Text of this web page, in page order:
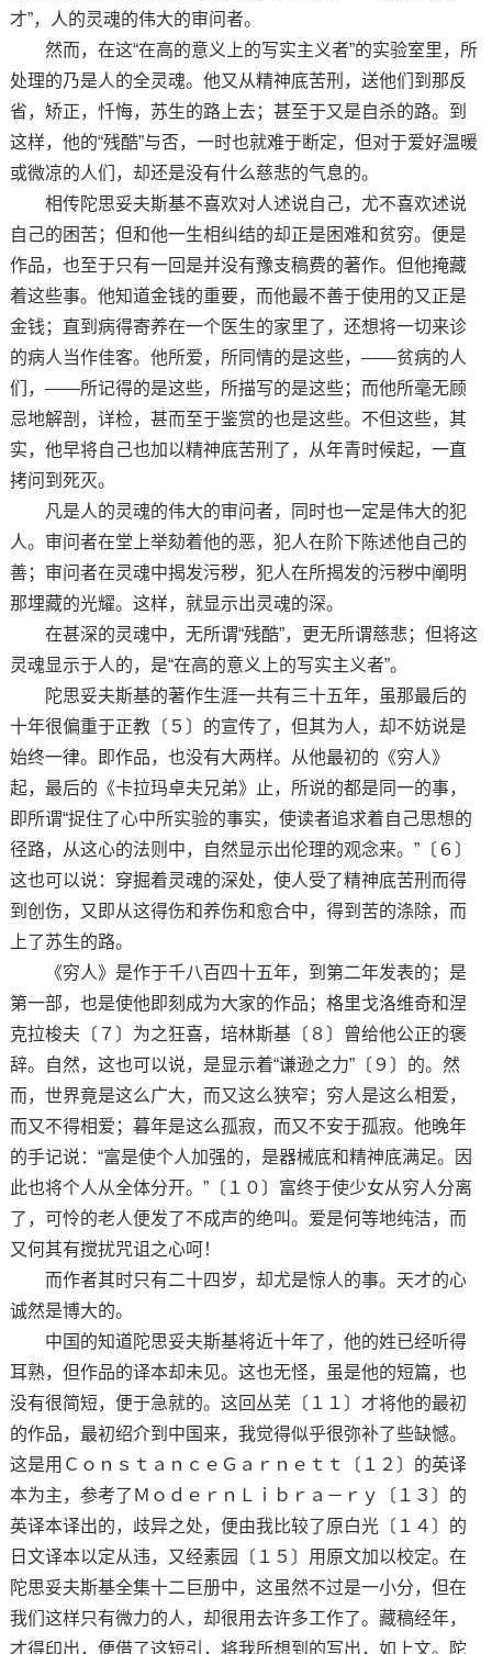
才”，人的灵魂的伟大的审问者。
然而，在这“在高的意义上的写实主义者”的实验室里，所
处理的乃是人的全灵魂。他又从精神底苦刑，送他们到那反
省，矫正，忏悔，苏生的路上去；甚至于又是自杀的路。到
这样，他的“残酷”与否，一时也就难于断定，但对于爱好温暖
或微凉的人们，却还是没有什么慈悲的气息的。
相传陀思妥夫斯基不喜欢对人述说自己，尤不喜欢述说
自己的困苦；但和他一生相纠结的却正是困难和贫穷。便是
作品，也至于只有一回是并没有豫支稿费的著作。但他掩藏
着这些事。他知道金钱的重要，而他最不善于使用的又正是
金钱；直到病得寄养在一个医生的家里了，还想将一切来诊
的病人当作佳客。他所爱，所同情的是这些，——贫病的人
们，——所记得的是这些，所描写的是这些；而他所毫无顾
忌地解剖，详检，甚而至于鉴赏的也是这些。不但这些，其
实，他早将自己也加以精神底苦刑了，从年青时候起，一直
拷问到死灭。
凡是人的灵魂的伟大的审问者，同时也一定是伟大的犯
人。审问者在堂上举劾着他的恶，犯人在阶下陈述他自己的
善；审问者在灵魂中揭发污秽，犯人在所揭发的污秽中阐明
那埋藏的光耀。这样，就显示出灵魂的深。
在甚深的灵魂中，无所谓“残酷”，更无所谓慈悲；但将这
灵魂显示于人的，是“在高的意义上的写实主义者”。
陀思妥夫斯基的著作生涯一共有三十五年，虽那最后的
十年很偏重于正教〔５〕的宣传了，但其为人，却不妨说是
始终一律。即作品，也没有大两样。从他最初的《穷人》
起，最后的《卡拉玛卓夫兄弟》止，所说的都是同一的事，
即所谓“捉住了心中所实验的事实，使读者追求着自己思想的
径路，从这心的法则中，自然显示出伦理的观念来。”〔６〕
这也可以说：穿掘着灵魂的深处，使人受了精神底苦刑而得
到创伤，又即从这得伤和养伤和愈合中，得到苦的涤除，而
上了苏生的路。
《穷人》是作于千八百四十五年，到第二年发表的；是
第一部，也是使他即刻成为大家的作品；格里戈洛维奇和涅
克拉梭夫〔７〕为之狂喜，培林斯基〔８〕曾给他公正的褒
辞。自然，这也可以说，是显示着“谦逊之力”〔９〕的。然
而，世界竟是这么广大，而又这么狭窄；穷人是这么相爱，
而又不得相爱；暮年是这么孤寂，而又不安于孤寂。他晚年
的手记说：“富是使个人加强的，是器械底和精神底满足。因
此也将个人从全体分开。”〔１０〕富终于使少女从穷人分离
了，可怜的老人便发了不成声的绝叫。爱是何等地纯洁，而
又何其有搅扰咒诅之心呵！
而作者其时只有二十四岁，却尤是惊人的事。天才的心
诚然是博大的。
中国的知道陀思妥夫斯基将近十年了，他的姓已经听得
耳熟，但作品的译本却未见。这也无怪，虽是他的短篇，也
没有很简短，便于急就的。这回丛芜〔１１〕才将他的最初
的作品，最初绍介到中国来，我觉得似乎很弥补了些缺憾。
这是用ＣｏｎｓｔａｎｃｅＧａｒｎｅｔｔ〔１２〕的英译
本为主，参考了ＭｏｄｅｒｎＬｉｂｒａ－ｒｙ〔１３〕的
英译本译出的，歧异之处，便由我比较了原白光〔１４〕的
日文译本以定从违，又经素园〔１５〕用原文加以校定。在
陀思妥夫斯基全集十二巨册中，这虽然不过是一小分，但在
我们这样只有微力的人，却很用去许多工作了。藏稿经年，
才得印出，便借了这短引，将我所想到的写出，如上文。陀